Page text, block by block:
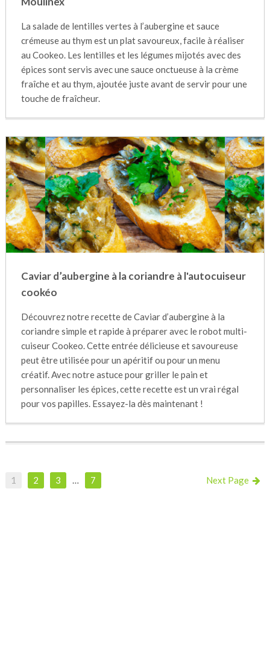
La salade de lentilles vertes à l’aubergine et sauce
crémeuse au thym est un plat savoureux, facile à réaliser
au Cookeo. Les lentilles et les légumes mijotés avec des
épices sont servis avec une sauce onctueuse à la crème
fraîche et au thym, ajoutée juste avant de servir pour une
touche de fraîcheur.
Caviar d’aubergine à la coriandre à l'autocuiseur
cookéo
Découvrez notre recette de Caviar d’aubergine à la
coriandre simple et rapide à préparer avec le robot multi-
cuiseur Cookeo. Cette entrée délicieuse et savoureuse
peut être utilisée pour un apéritif ou pour un menu
créatif. Avec notre astuce pour griller le pain et
personnaliser les épices, cette recette est un vrai régal
pour vos papilles. Essayez-la dès maintenant !
1 2 3 … 7 Next Page